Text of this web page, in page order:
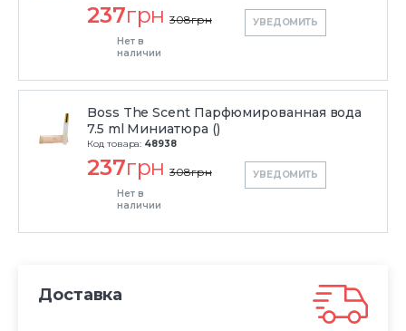
237грн 308грн
Нет в
наличии
УВЕДОМИТЬ
Boss The Scent Парфюмированная вода
7.5 ml Миниатюра ()
Код товара: 48938
237грн 308грн
Нет в
наличии
УВЕДОМИТЬ
Доставка